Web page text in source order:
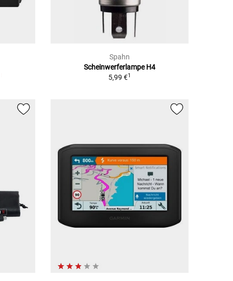
Spahn
Scheinwerferlampe H4
5,99 €1